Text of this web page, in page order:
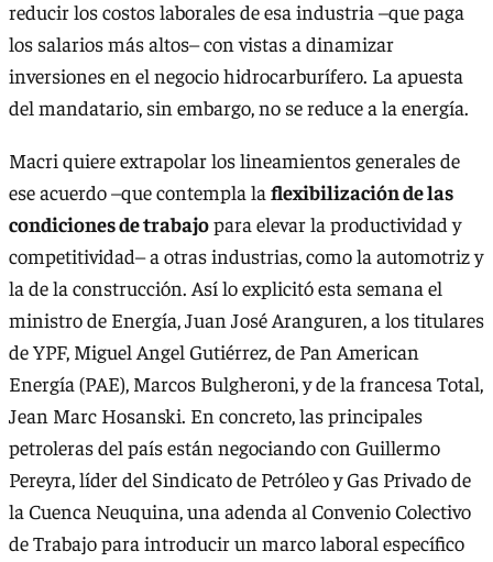
reducir los costos laborales de esa industria –que paga
los salarios más altos– con vistas a dinamizar
inversiones en el negocio hidrocarburífero. La apuesta
del mandatario, sin embargo, no se reduce a la energía.
Macri quiere extrapolar los lineamientos generales de
ese acuerdo –que contempla la flexibilización de las
condiciones de trabajopara elevar la productividad y
competitividad– a otras industrias, como la automotriz y
la de la construcción. Así lo explicitó esta semana el
ministro de Energía, Juan José Aranguren, a los titulares
de YPF, Miguel Angel Gutiérrez, de Pan American
Energía (PAE), Marcos Bulgheroni, y de la francesa Total,
Jean Marc Hosanski. En concreto, las principales
petroleras del país están negociando con Guillermo
Pereyra, líder del Sindicato de Petróleo y Gas Privado de
la Cuenca Neuquina, una adenda al Convenio Colectivo
de Trabajo para introducir un marco laboral específico